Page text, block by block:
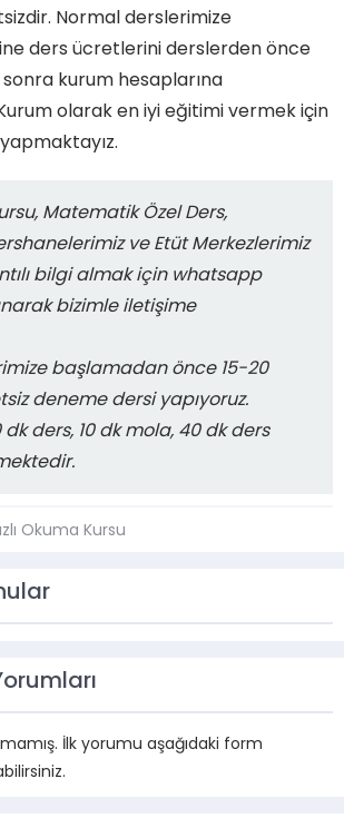
Normal derslerimize
ders ücretlerini derslerden önce
kurum hesaplarına
olarak en iyi eğitimi vermek için
Matematik Özel Ders,
ve Etüt Merkezlerimiz
bilgi almak için whatsapp
bizimle iletişime
başlamadan önce 15-20
deneme dersi yapıyoruz.
ders, 10 dk mola, 40 dk ders
Okuma Kursu
İlk yorumu aşağıdaki form